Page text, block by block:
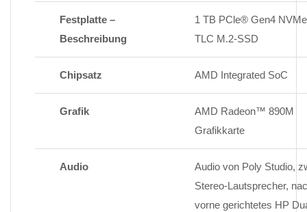
Festplatte –
Beschreibung
1 TB PCle® Gen4
TLC M.2-SSD
Chipsatz AMD Integrated SoC
Grafik
AMD Radeon™ 890M
Grafikkarte
Audio
Audio von Poly Studio,
Stereo-Lautsprecher,
vorne gerichtetes HP